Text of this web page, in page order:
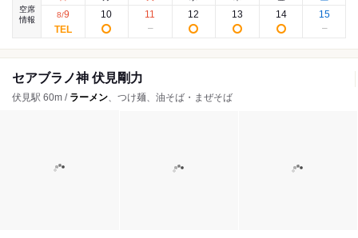
空席
情報
8/9 10 11 12 13 14 15
セアブラノ神 伏見剛力
伏見駅 60m / ラーメン、つけ麺、油そば・まぜそば